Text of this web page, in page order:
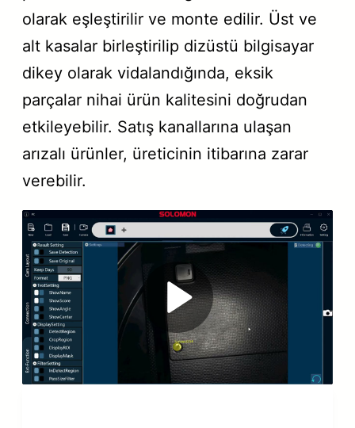
olarak eşleştirilir ve monte edilir. Üst ve
alt kasalar birleştirilip dizüstü bilgisayar
dikey olarak vidalandığında, eksik
parçalar nihai ürün kalitesini doğrudan
etkileyebilir. Satış kanallarına ulaşan
arızalı ürünler, üreticinin itibarına zarar
verebilir.
P
l
a